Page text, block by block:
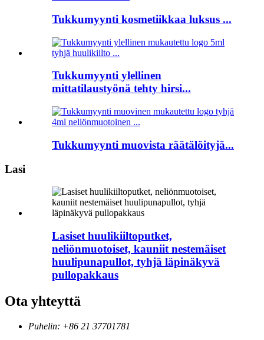
Tukkumyynti kosmetiikkaa luksus ...
Tukkumyynti ylellinen
mittatilaustyönä tehty hirsi...
Tukkumyynti muovista räätälöityjä...
Lasi
Lasiset huulikiiltoputket,
neliönmuotoiset, kauniit nestemäiset
huulipunapullot, tyhjä läpinäkyvä
pullopakkaus
Ota yhteyttä
Puhelin: +86 21 37701781